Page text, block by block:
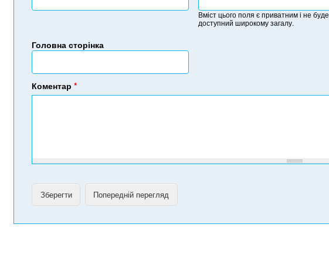
Вміст цього поля є приватним і не буде
доступний широкому загалу.
Головна сторінка
Коментар*